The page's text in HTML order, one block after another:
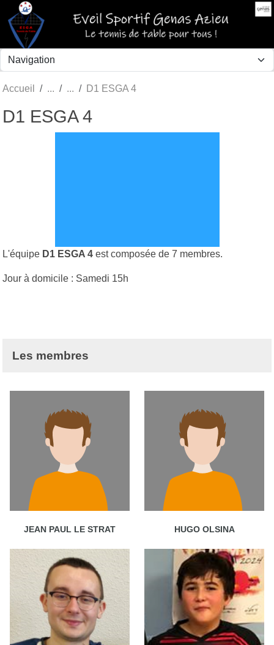
Accueil D1 ESGA 4
D1 ESGA 4
L'équipe D1 ESGA 4 est composée de 7 membres.
Jour à domicile : Samedi 15h
Les membres
JEAN PAUL LE STRAT HUGO OLSINA
Panneau de gestion des cookies